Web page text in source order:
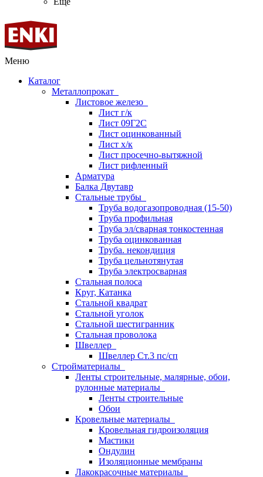
Меню
Каталог
Металлопрокат
Листовое железо
Лист г/к
Лист 09Г2С
Лист оцинкованный
Лист х/к
Лист просечно-вытяжной
Лист рифленный
Арматура
Балка Двутавр
Стальные трубы
Труба водогазопроводная (15-50)
Труба профильная
Труба эл/сварная тонкостенная
Труба оцинкованная
Труба. некондиция
Труба цельнотянутая
Труба электросварная
Стальная полоса
Круг, Катанка
Стальной квадрат
Стальной уголок
Стальной шестигранник
Стальная проволока
Швеллер
Швеллер Ст.3 пс/сп
Стройматериалы
Ленты строительные, малярные, обои,
рулонные материалы
Ленты строительные
Обои
Кровельные материалы
Кровельная гидроизоляция
Мастики
Ондулин
Изоляционные мембраны
Лакокрасочные материалы